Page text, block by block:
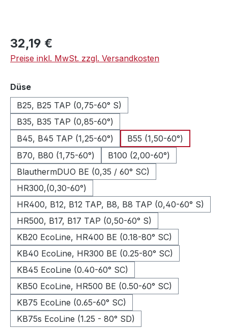
Regulärer Preis:
32,19 €
Preise inkl. MwSt. zzgl. Versandkosten
Düseauswählen
B25, B25 TAP (0,75-60° S)
B35, B35 TAP (0,85-60°)
B45, B45 TAP (1,25-60°)
B55 (1,50-60°)
B70, B80 (1,75-60°)
B100 (2,00-60°)
BlauthermDUO BE (0,35 / 60° SC)
HR300,(0,30-60°)
HR400, B12, B12 TAP, B8, B8 TAP (0,40-60° S)
HR500, B17, B17 TAP (0,50-60° S)
KB20 EcoLine, HR400 BE (0.18-80° SC)
KB40 EcoLine, HR300 BE (0.25-80° SC)
KB45 EcoLine (0.40-60° SC)
KB50 EcoLine, HR500 BE (0.50-60° SC)
KB75 EcoLine (0.65-60° SC)
KB75s EcoLine (1.25 - 80° SD)